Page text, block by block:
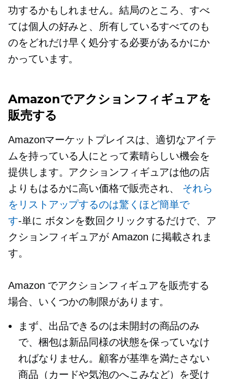
功するかもしれません。結局のところ、すべ
ては個人の好みと、所有しているすべてのも
のをどれだけ早く処分する必要があるかにか
かっています。
Amazonでアクションフィギュアを
販売する
Amazonマーケットプレイスは、適切なアイテ
ムを持っている人にとって素晴らしい機会を
提供します。アクションフィギュアは他の店
よりもはるかに高い価格で販売され、 それら
をリストアップするのは驚くほど簡単で
す-単に ボタンを数回クリックするだけで、ア
クションフィギュアが Amazon に掲載されま
す。
Amazon でアクションフィギュアを販売する
場合、いくつかの制限があります。
まず、出品できるのは未開封の商品のみ
で、梱包は新品同様の状態を保っていなけ
ればなりません。顧客が基準を満たさない
商品（カードや気泡のへこみなど）を受け